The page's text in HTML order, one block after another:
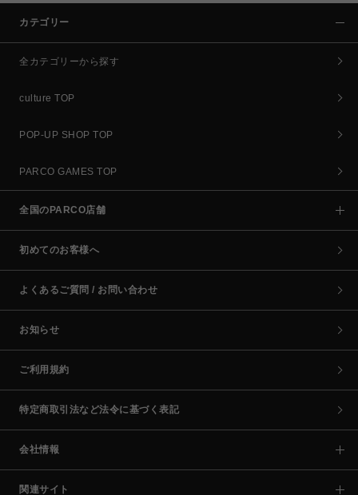
カテゴリー
全カテゴリーから探す
culture TOP
POP-UP SHOP TOP
PARCO GAMES TOP
全国のPARCO店舗
初めてのお客様へ
よくあるご質問 / お問い合わせ
お知らせ
ご利用規約
特定商取引法など法令に基づく表記
会社情報
関連サイト